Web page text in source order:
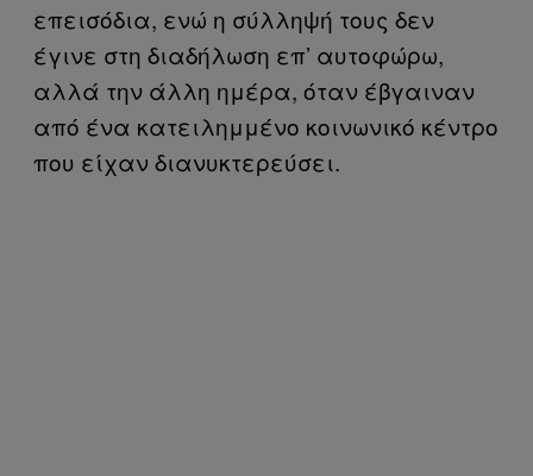
επεισόδια, ενώ η σύλληψή τους δεν
έγινε στη διαδήλωση επ’ αυτοφώρω,
αλλά την άλλη ημέρα, όταν έβγαιναν
από ένα κατειλημμένο κοινωνικό κέντρο
που είχαν διανυκτερεύσει.